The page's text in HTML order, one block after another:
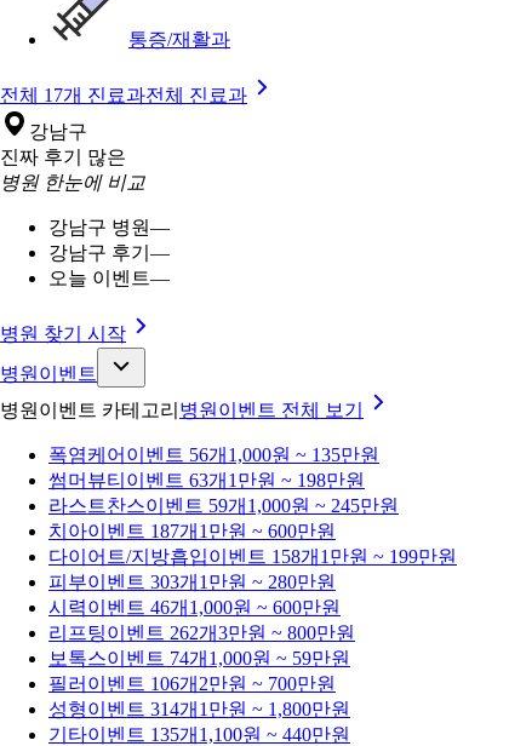
통증/재활과
전체 17개 진료과전체 진료과
강남구
진짜 후기 많은
병원 한눈에 비교
강남구 병원—
강남구 후기 —
오늘 이벤트—
병원 찾기 시작
병원이벤트
병원이벤트 카테고리 병원이벤트 전체 보기
폭염케어 이벤트 56개 1,000원 ~ 135만원
썸머뷰티 이벤트 63개 1만원 ~ 198만원
라스트찬스이벤트 59개 1,000원 ~ 245만원
치아이벤트 187개 1만원 ~ 600만원
다이어트/지방흡입이벤트 158개 1만원 ~ 199만원
피부이벤트 303개 1만원 ~ 280만원
시력이벤트 46개 1,000원 ~ 600만원
리프팅이벤트 262개3만원 ~ 800만원
보톡스이벤트 74개 1,000원 ~ 59만원
필러 이벤트 106개 2만원 ~ 700만원
성형이벤트 314개 1만원 ~ 1,800만원
기타이벤트 135개 1,100원 ~ 440만원